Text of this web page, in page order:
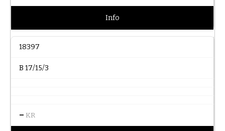
Info
18397
B 17/15/3
– KR